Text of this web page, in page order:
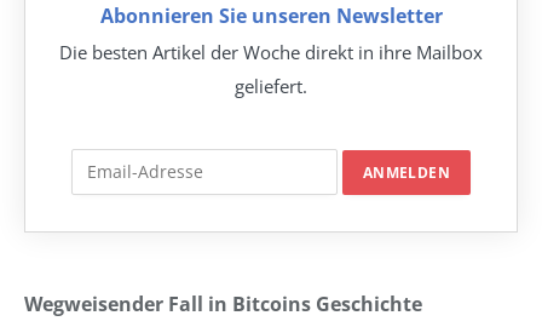
Abonnieren Sie unseren Newsletter
Die besten Artikel der Woche direkt in ihre Mailbox
geliefert.
Wegweisender Fall in Bitcoins Geschichte